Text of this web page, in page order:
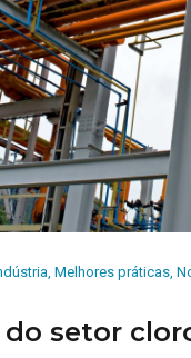
Melhores práticas
setor